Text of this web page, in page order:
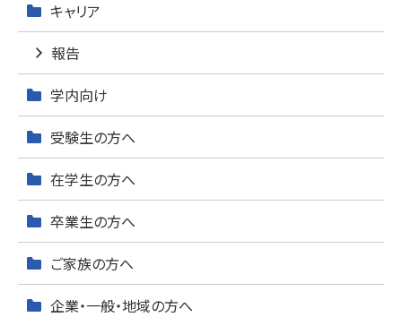
キャリア
報告
学内向け
受験生の方へ
在学生の方へ
卒業生の方へ
ご家族の方へ
企業・一般・地域の方へ